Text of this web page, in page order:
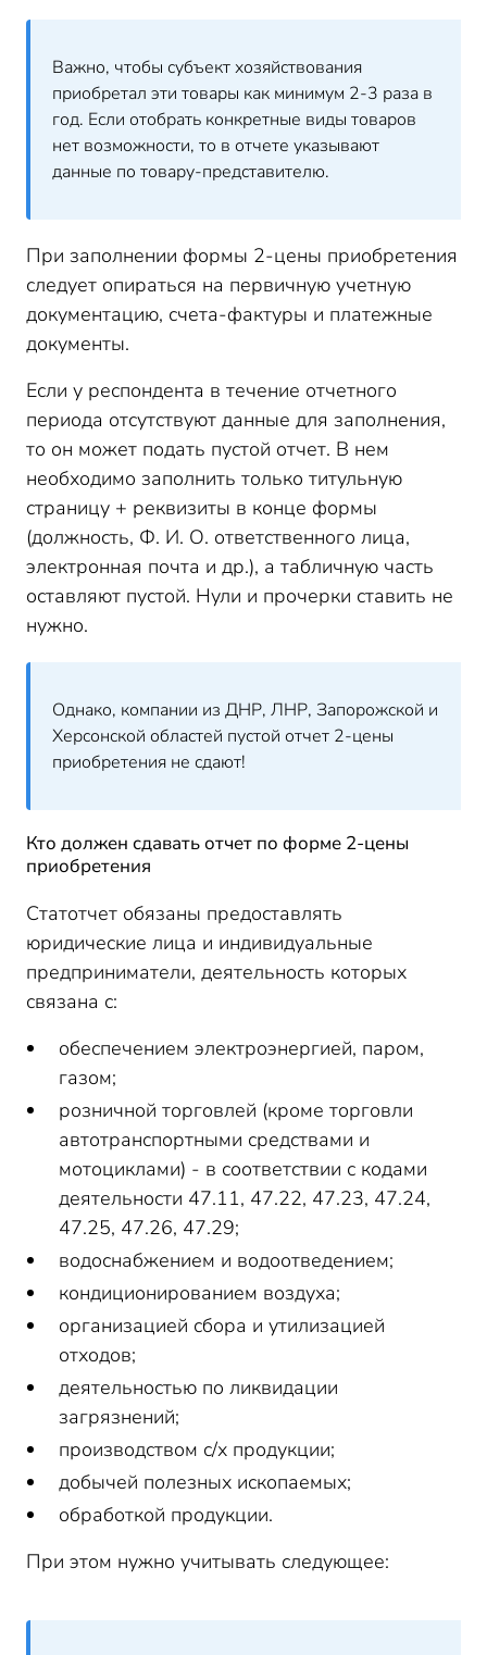
Важно, чтобы субъект хозяйствования
приобретал эти товары как минимум 2-3 раза в
год. Если отобрать конкретные виды товаров
нет возможности, то в отчете указывают
данные по товару-представителю.
При заполнении формы 2-цены приобретения
следует опираться на первичную учетную
документацию, счета-фактуры и платежные
документы.
Если у респондента в течение отчетного
периода отсутствуют данные для заполнения,
то он может подать пустой отчет. В нем
необходимо заполнить только титульную
страницу + реквизиты в конце формы
(должность, Ф. И. О. ответственного лица,
электронная почта и др.), а табличную часть
оставляют пустой. Нули и прочерки ставить не
нужно.
Однако, компании из ДНР, ЛНР, Запорожской и
Херсонской областей пустой отчет 2-цены
приобретения не сдают!
Кто должен сдавать отчет по форме 2-цены
приобретения
Статотчет обязаны предоставлять
юридические лица и индивидуальные
предприниматели, деятельность которых
связана с:
обеспечением электроэнергией, паром,
газом;
розничной торговлей (кроме торговли
автотранспортными средствами и
мотоциклами) - в соответствии с кодами
деятельности 47.11, 47.22, 47.23, 47.24,
47.25, 47.26, 47.29;
водоснабжением и водоотведением;
кондиционированием воздуха;
организацией сбора и утилизацией
отходов;
деятельностью по ликвидации
загрязнений;
производством с/х продукции;
добычей полезных ископаемых;
обработкой продукции.
При этом нужно учитывать следующее: